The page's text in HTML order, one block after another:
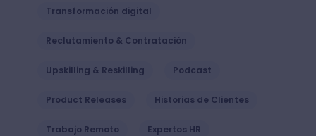
Transformación digital
Reclutamiento & Contratación
Upskilling & Reskilling Podcast
Product Releases Historias de Clientes
Trabajo Remoto Expertos HR